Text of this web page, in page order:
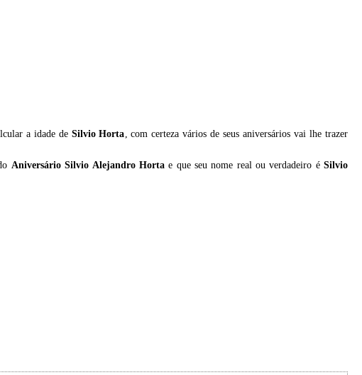
a idade de Silvio Horta, com certeza vários de seus aniversários vai lhe trazer
Aniversário Silvio Alejandro Hortae que seu nome real ou verdadeiro éSilvio